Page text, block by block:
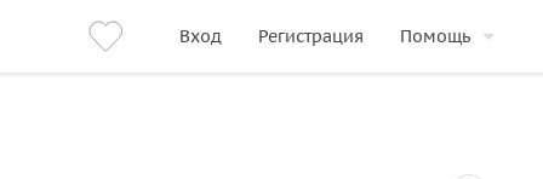
Вход Регистрация Помощь